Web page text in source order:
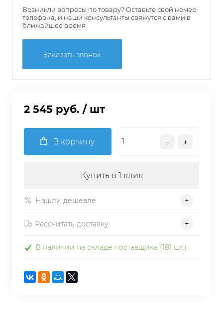
Возникли вопросы по товару? Оставьте свой номер
телефона, и наши консультанты свяжутся с вами в
ближайшее время
Заказать звонок
2 545 руб. / шт
В корзину
Купить в 1 клик
Нашли дешевле
Рассчитать доставку
В наличии на складе поставщика (181 шт.)